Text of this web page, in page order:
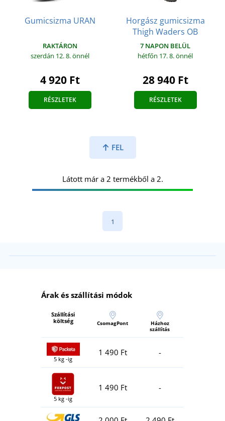
Gumicsizma URAN
RAKTÁRON
szerdán 12. 8.önnél
4 920 Ft
RÉSZLETEK
Horgász gumicsizma
Thigh Waders OB
7 NAPON BELÜL
hétfőn 17. 8.önnél
28 940 Ft
RÉSZLETEK
FEL
Látott már a 2 termékből a 2.
1
Árak és szállítási módok
Szállítási
költség
CsomagPont
Házhoz
szállítás
5 kg -ig
1 490 Ft -
5 kg -ig
1 490 Ft -